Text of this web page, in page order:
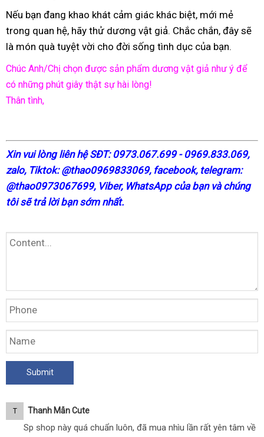
Nếu bạn đang khao khát cảm giác khác biệt, mới mẻ
trong quan hệ, hãy thử dương vật giả. Chắc chắn, đây sẽ
là món quà tuyệt vời cho đời sống tình dục của bạn.
Chúc Anh/Chị chọn được sản phẩm dương vật giả như ý để
có những phút giây thật sự hài lòng!
Thân tình,
Xin vui lòng liên hệ SĐT: 0973.067.699 - 0969.833.069,
zalo, Tiktok: @thao0969833069, facebook, telegram:
@thao0973067699, Viber, WhatsApp của bạn và chúng
tôi sẽ trả lời bạn sớm nhất.
T Thanh Mẫn Cute
Sp shop này quá chuẩn luôn, đã mua nhìu lần rất yên tâm về